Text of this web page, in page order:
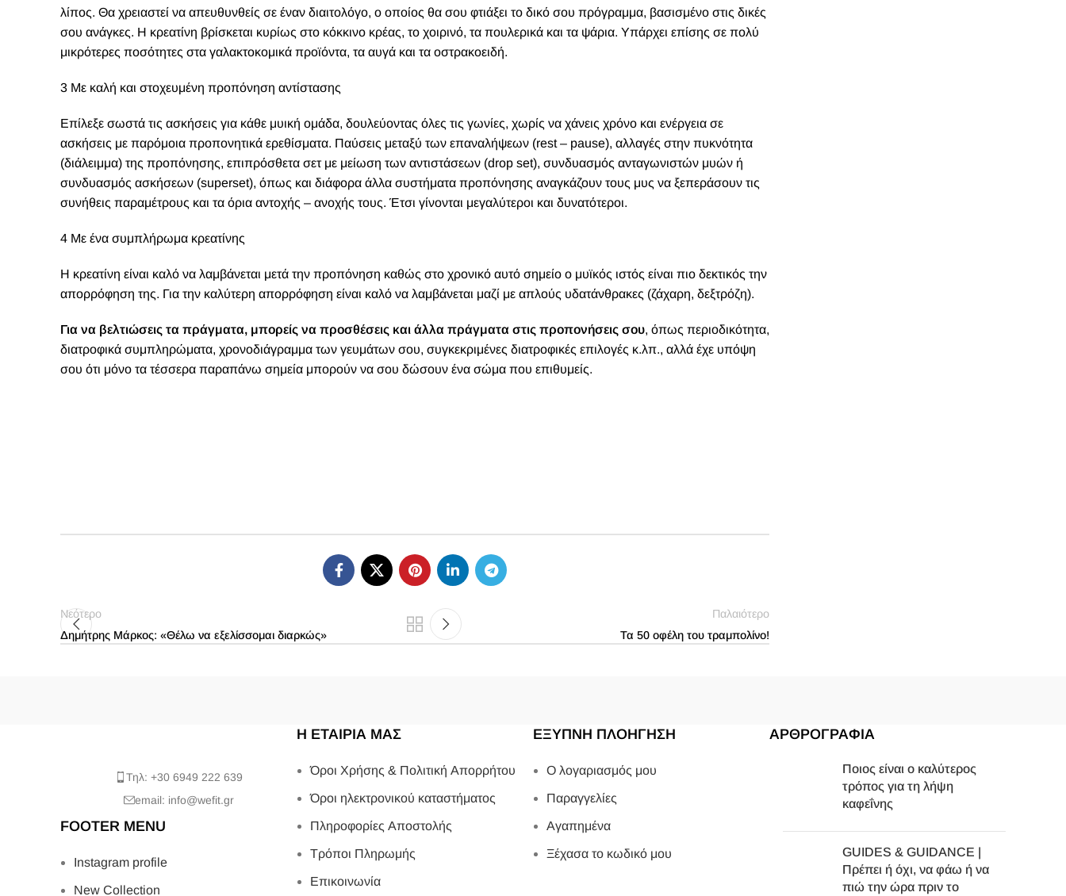
λίπος. Θα χρειαστεί να απευθυνθείς σε έναν διαιτολόγο, ο οποίος θα σου φτιάξει το δικό σου πρόγραμμα, βασισμένο στις δικές
σου ανάγκες. Η κρεατίνη βρίσκεται κυρίως στο κόκκινο κρέας, το χοιρινό, τα πουλερικά και τα ψάρια. Υπάρχει επίσης σε πολύ
μικρότερες ποσότητες στα γαλακτοκομικά προϊόντα, τα αυγά και τα οστρακοειδή.
3 Με καλή και στοχευμένη προπόνηση αντίστασης
Επίλεξε σωστά τις ασκήσεις για κάθε μυική ομάδα, δουλεύοντας όλες τις γωνίες, χωρίς να χάνεις χρόνο και ενέργεια σε
ασκήσεις με παρόμοια προπονητικά ερεθίσματα. Παύσεις μεταξύ των επαναλήψεων (rest – pause), αλλαγές στην πυκνότητα
(διάλειμμα) της προπόνησης, επιπρόσθετα σετ με μείωση των αντιστάσεων (drop set), συνδυασμός ανταγωνιστών μυών ή
συνδυασμός ασκήσεων (superset), όπως και διάφορα άλλα συστήματα προπόνησης αναγκάζουν τους μυς να ξεπεράσουν τις
συνήθεις παραμέτρους και τα όρια αντοχής – ανοχής τους. Έτσι γίνονται μεγαλύτεροι και δυνατότεροι.
4 Με ένα συμπλήρωμα κρεατίνης
Η κρεατίνη είναι καλό να λαμβάνεται μετά την προπόνηση καθώς στο χρονικό αυτό σημείο ο μυϊκός ιστός είναι πιο δεκτικός την
απορρόφηση της. Για την καλύτερη απορρόφηση είναι καλό να λαμβάνεται μαζί με απλούς υδατάνθρακες (ζάχαρη, δεξτρόζη).
Για να βελτιώσεις τα πράγματα, μπορείς να προσθέσεις και άλλα πράγματα στις προπονήσεις σου, όπως περιοδικότητα,
διατροφικά συμπληρώματα, χρονοδιάγραμμα των γευμάτων σου, συγκεκριμένες διατροφικές επιλογές κ.λπ., αλλά έχε υπόψη
σου ότι μόνο τα τέσσερα παραπάνω σημεία μπορούν να σου δώσουν ένα σώμα που επιθυμείς.
Νεότερο
Δημήτρης Μάρκος: «Θέλω να εξελίσσομαι διαρκώς»
Παλαιότερο
Τα 50 οφέλη του τραμπολίνο!
Τηλ: +30 6949 222 639
email: info@wefit.gr
FOOTER MENU
Instagram profile
New Collection
Η ΕΤΑΙΡΙΑ ΜΑΣ
Όροι Χρήσης & Πολιτική Απορρήτου
Όροι ηλεκτρονικού καταστήματος
Πληροφορίες Αποστολής
Τρόποι Πληρωμής
Επικοινωνία
ΕΞΥΠΝΗ ΠΛΟΗΓΗΣΗ
Ο λογαριασμός μου
Παραγγελίες
Αγαπημένα
Ξέχασα το κωδικό μου
ΑΡΘΡΟΓΡΑΦΙΑ
Ποιος είναι ο καλύτερος
τρόπος για τη λήψη
καφεΐνης
GUIDES & GUIDANCE |
Πρέπει ή όχι, να φάω ή να
πιώ την ώρα πριν το